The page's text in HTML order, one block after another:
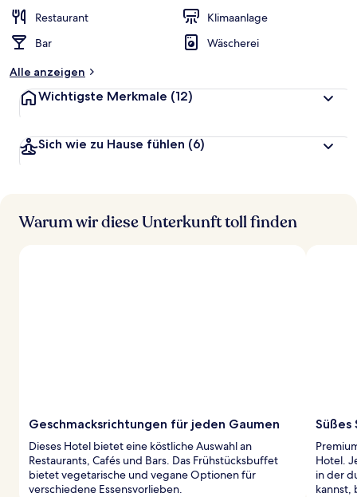
Restaurant
Klimaanlage
Bar
Wäscherei
Alle anzeigen
Wichtigste Merkmale (12)
Sich wie zu Hause fühlen (6)
Warum wir diese Unterkunft toll finden
Geschmacksrichtungen für jeden Gaumen
Dieses Hotel bietet eine köstliche Auswahl an
Restaurants, Cafés und Bars. Das Frühstücksbuffet
bietet vegetarische und vegane Optionen für
verschiedene Essensvorlieben.
Süßes
Hotel.
in der
kannst,